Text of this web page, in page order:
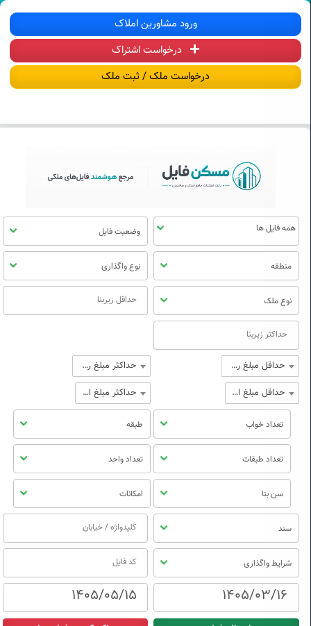
مسکن فایل | خرید، فروش، رهن و اجاره
ورود مشاورین املاک
درخواست اشتراک
درخواست ملک / ثبت ملک
مسکن
فایل
وضعیت فایل
منطقه نوع واگذاری
نوع ملک
حداقل مبلغ رهن
حداکثر مبلغ رهن
حداقل مبلغ اجاره
حداکثر مبلغ اجاره
تعداد خواب طبقه
تعداد طبقات تعداد واحد
سن بنا امکانات
سند
شرایط واگذاری